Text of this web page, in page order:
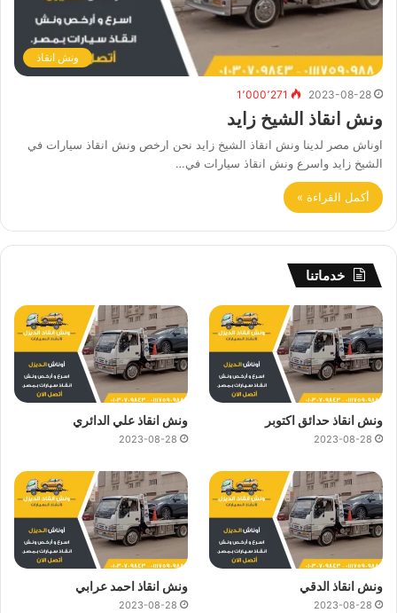
ونش انقاذ
2023-08-28 1٬000٬271
ونش انقاذ الشيخ زايد
اوناش مصر لدينا ونش انقاذ الشيخ زايد نحن ارخص ونش انقاذ سيارات في
الشيخ زايد واسرع ونش انقاذ سيارات في…
أكمل القراءة »
خدماتنا
ونش انقاذ حدائق اكتوبر
2023-08-28
ونش انقاذ علي الدائري
2023-08-28
ونش انقاذ الدقي
2023-08-28
ونش انقاذ احمد عرابي
2023-08-28